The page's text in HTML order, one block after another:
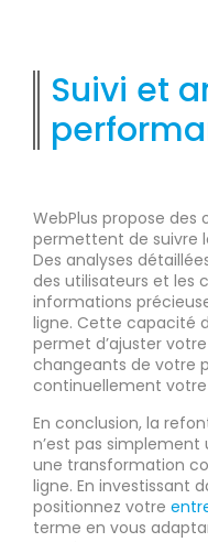
Suivi et
WebPlus propose des
permettent de suivre
Des analyses
des utilisateurs et les
informations
ligne. Cette capacité
permet d’ajuster
changeants de votre
continuellement
En conclusion, la
n’est pas simplement
une transformation
ligne. En investissant
positionnez votre
terme en vous